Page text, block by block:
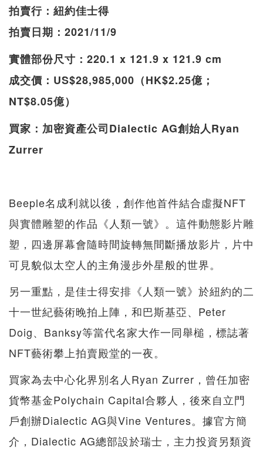
拍賣行：紐約佳士得
拍賣日期：2021/11/9
實體部份尺寸：220.1 x 121.9 x 121.9 cm
成交價：US$28,985,000（HK$2.25億；
NT$8.05億）
買家：加密資產公司Dialectic AG創始人Ryan
Zurrer
Beeple名成利就以後，創作他首件結合虛擬NFT
與實體雕塑的作品《人類一號》。這件動態影片雕
塑，四邊屏幕會隨時間旋轉無間斷播放影片，片中
可見貌似太空人的主角漫步外星般的世界。
另一重點，是佳士得安排《人類一號》於紐約的二
十一世紀藝術晚拍上陣，和巴斯基亞、Peter
Doig、Banksy等當代名家大作一同舉槌，標誌著
NFT藝術攀上拍賣殿堂的一夜。
買家為去中心化界別名人Ryan Zurrer，曾任加密
貨幣基金Polychain Capital合夥人，後來自立門
戶創辦Dialectic AG與Vine Ventures。據官方簡
介，Dialectic AG總部設於瑞士，主力投資另類資